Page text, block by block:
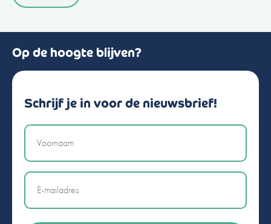
Op de hoogte blijven?
Schrijf je in voor de nieuwsbrief!
Naam
Email